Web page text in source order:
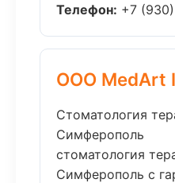
Телефон: +7
ООО MedArt
Стоматология
Симферополь
стоматология
Симферополь с